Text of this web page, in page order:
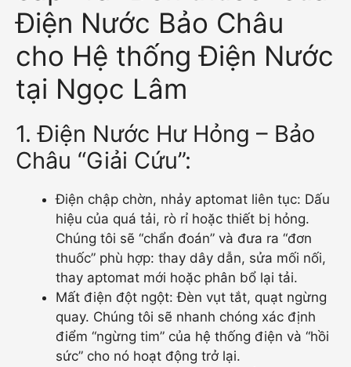
Điện Nước Bảo Châu
cho Hệ thống Điện Nước
tại Ngọc Lâm
1. Điện Nước Hư Hỏng – Bảo
Châu “Giải Cứu”:
Điện chập chờn, nhảy aptomat liên tục: Dấu
hiệu của quá tải, rò rỉ hoặc thiết bị hỏng.
Chúng tôi sẽ “chẩn đoán” và đưa ra “đơn
thuốc” phù hợp: thay dây dẫn, sửa mối nối,
thay aptomat mới hoặc phân bổ lại tải.
Mất điện đột ngột: Đèn vụt tắt, quạt ngừng
quay. Chúng tôi sẽ nhanh chóng xác định
điểm “ngừng tim” của hệ thống điện và “hồi
sức” cho nó hoạt động trở lại.